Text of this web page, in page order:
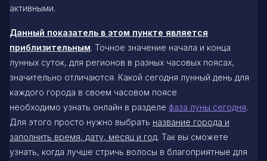
активными.
Данный показатель в этом пункте является
приблизительным. Точное значение начала и конца
лунных суток, для регионов в разных часовых поясах,
значительно отличаются. Какой сегодня лунный день для
каждого города в своем часовом поясе
необходимо узнать онлайн в разделе фаза луны сегодня.
Для этого просто нужно выбрать название города и
заполнить время, дату, месяц и год. Так вы сможете
узнать, когда лучше стричь волосы в благоприятные для